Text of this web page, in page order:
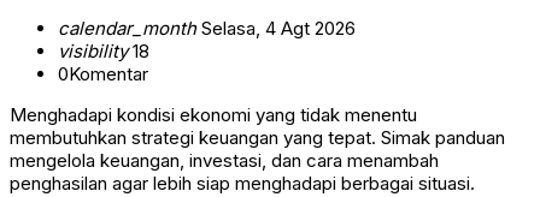
calendar_monthSelasa, 4 Agt 2026
visibility18
0Komentar
Menghadapi kondisi ekonomi yang tidak menentu
membutuhkan strategi keuangan yang tepat. Simak panduan
mengelola keuangan, investasi, dan cara menambah
penghasilan agar lebih siap menghadapi berbagai situasi.